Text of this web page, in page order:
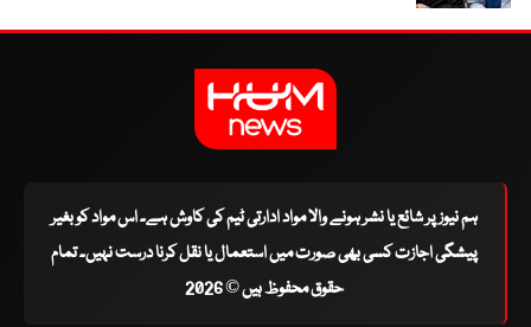
ہم نیوز پر شائع یا نشر ہونے والا مواد ادارتی ٹیم کی کاوش ہے۔ اس مواد کو بغیر
پیشگی اجازت کسی بھی صورت میں استعمال یا نقل کرنا درست نہیں۔ تمام
حقوق محفوظ ہیں © 2026